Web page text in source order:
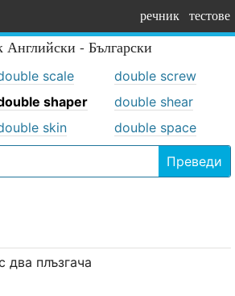
речник тестове
Английски - Български
scale
double screw
shaper
double shear
skin double space
Преведи
плъзгача